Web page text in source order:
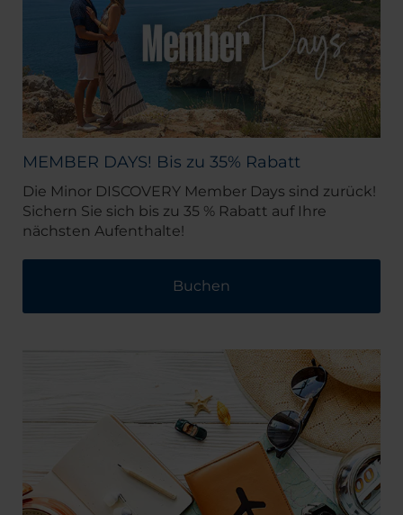
MEMBER DAYS! Bis zu 35% Rabatt
Die Minor DISCOVERY Member Days sind zurück!
Sichern Sie sich bis zu 35 % Rabatt auf Ihre
nächsten Aufenthalte!
Buchen